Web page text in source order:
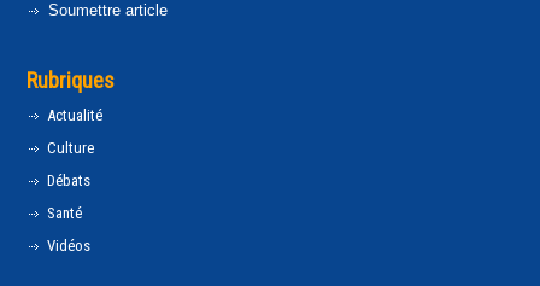
Soumettre article
Rubriques
Actualité
Culture
Débats
Santé
Vidéos